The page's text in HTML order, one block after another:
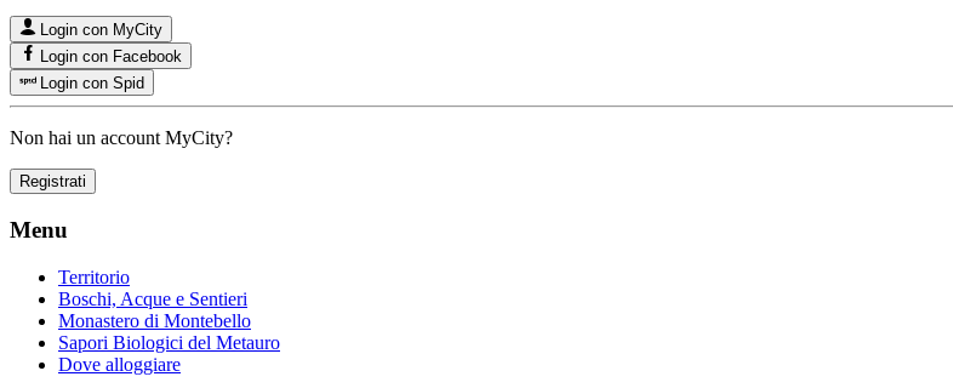
Login con MyCity
Login con Facebook
Login con Spid
Non hai un account MyCity?
Registrati
Menu
Territorio
Boschi, Acque e Sentieri
Monastero di Montebello
Sapori Biologici del Metauro
Dove alloggiare